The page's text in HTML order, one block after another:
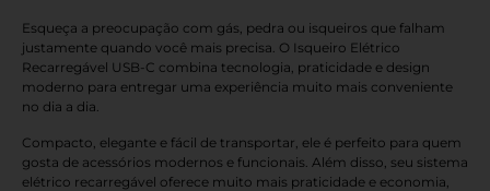
Esqueça a preocupação com gás, pedra ou isqueiros que falham
justamente quando você mais precisa. O Isqueiro Elétrico
Recarregável USB-C combina tecnologia, praticidade e design
moderno para entregar uma experiência muito mais conveniente
no dia a dia.
Compacto, elegante e fácil de transportar, ele é perfeito para quem
gosta de acessórios modernos e funcionais. Além disso, seu sistema
elétrico recarregável oferece muito mais praticidade e economia,